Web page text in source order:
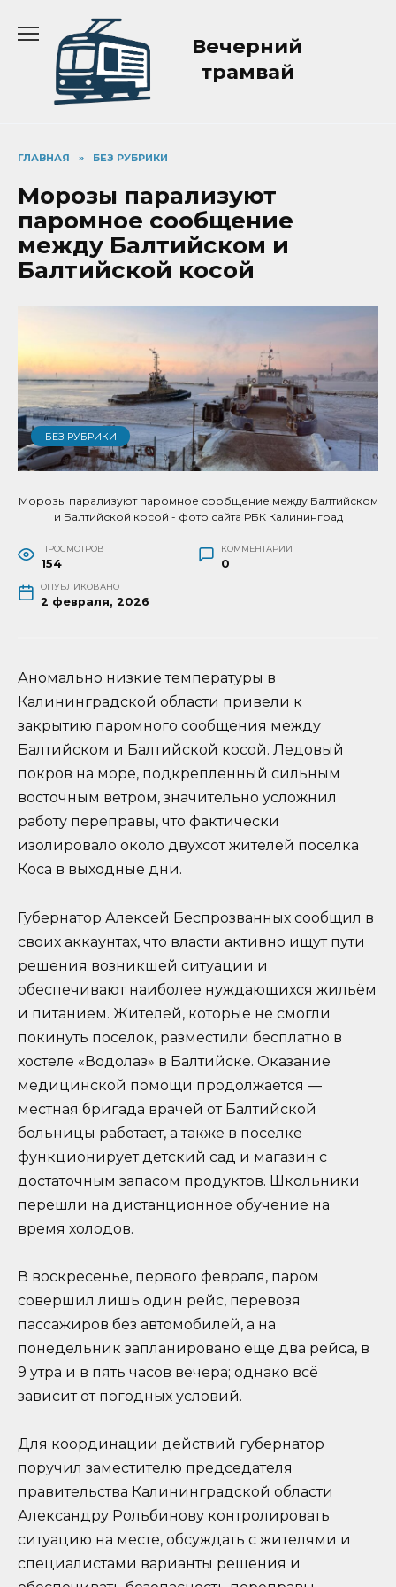
содержанию
Вечерний
трамвай
ГЛАВНАЯ » БЕЗ РУБРИКИ
Морозы парализуют
паромное сообщение
между Балтийском и
Балтийской косой
БЕЗ РУБРИКИ
Морозы парализуют паромное сообщение между Балтийском
и Балтийской косой - фото сайта РБК Калининград
ПРОСМОТРОВ
154
КОММЕНТАРИИ
0
ОПУБЛИКОВАНО
2 февраля, 2026
Аномально низкие температуры в
Калининградской области привели к
закрытию паромного сообщения между
Балтийском и Балтийской косой. Ледовый
покров на море, подкрепленный сильным
восточным ветром, значительно усложнил
работу переправы, что фактически
изолировало около двухсот жителей поселка
Коса в выходные дни.
Губернатор Алексей Беспрозванных сообщил в
своих аккаунтах, что власти активно ищут пути
решения возникшей ситуации и
обеспечивают наиболее нуждающихся жильём
и питанием. Жителей, которые не смогли
покинуть поселок, разместили бесплатно в
хостеле «Водолаз» в Балтийске. Оказание
медицинской помощи продолжается —
местная бригада врачей от Балтийской
больницы работает, а также в поселке
функционирует детский сад и магазин с
достаточным запасом продуктов. Школьники
перешли на дистанционное обучение на
время холодов.
В воскресенье, первого февраля, паром
совершил лишь один рейс, перевозя
пассажиров без автомобилей, а на
понедельник запланировано еще два рейса, в
9 утра и в пять часов вечера; однако всё
зависит от погодных условий.
Для координации действий губернатор
поручил заместителю председателя
правительства Калининградской области
Александру Рольбинову контролировать
ситуацию на месте, обсуждать с жителями и
специалистами варианты решения и